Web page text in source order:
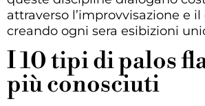
attraverso l’improvvisazione e il
creando ogni sera esibizioni
I 10 tipi di palos
più conosciuti